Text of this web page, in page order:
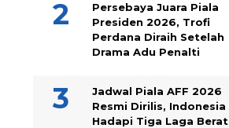
Persebaya Juara Piala
Presiden 2026, Trofi
Perdana Diraih Setelah
Drama Adu Penalti
Jadwal Piala AFF 2026
Resmi Dirilis, Indonesia
Hadapi Tiga Laga Berat